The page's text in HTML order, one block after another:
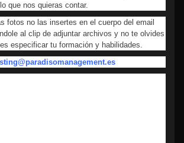
que nos quieras contar.
fotos no las insertes en el cuerpo del email
al clip de adjuntar archivos y no te olvides
especificar tu formación y habilidades.